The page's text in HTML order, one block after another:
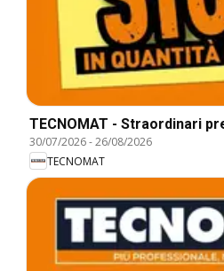
TECNOMAT - Straordinari
30/07/2026-26/08/2026
TECNOMAT